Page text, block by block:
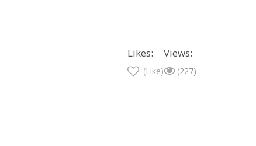
Views:
(227)
Likes:
(Like)